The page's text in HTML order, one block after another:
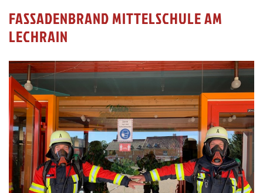
FASSADENBRAND MITTELSCHULE AM
LECHRAIN